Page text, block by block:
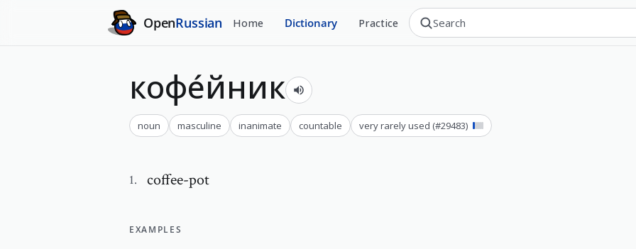
OpenRussian Home Dictionary Practice
кофе́йник
noun masculine inanimate countable very rarely used (#29483)
1. coffee-pot
EXAMPLES